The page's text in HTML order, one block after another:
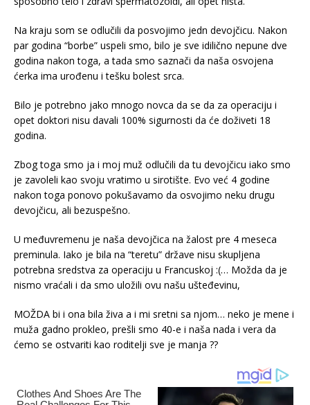
Na kraju som se odlučili da posvojimo jedn devojčicu. Nakon
par godina “borbe” uspeli smo, bilo je sve idilično nepune dve
godina nakon toga, a tada smo saznači da naša osvojena
ćerka ima urođenu i tešku bolest srca.
Bilo je potrebno jako mnogo novca da se da za operaciju i
opet doktori nisu davali 100% sigurnosti da će doživeti 18
godina.
Zbog toga smo ja i moj muž odlučili da tu devojčicu iako smo
je zavoleli kao svoju vratimo u sirotište. Evo već 4 godine
nakon toga ponovo pokušavamo da osvojimo neku drugu
devojčicu, ali bezuspešno.
U međuvremenu je naša devojčica na žalost pre 4 meseca
preminula. Iako je bila na “teretu” države nisu skupljena
potrebna sredstva za operaciju u Francuskoj :(… Možda da je
nismo vraćali i da smo uložili ovu našu ušteđevinu,
MOŽDA bi i ona bila živa a i mi sretni sa njom… neko je mene i
muža gadno prokleo, prešli smo 40-e i naša nada i vera da
ćemo se ostvariti kao roditelji sve je manja ??